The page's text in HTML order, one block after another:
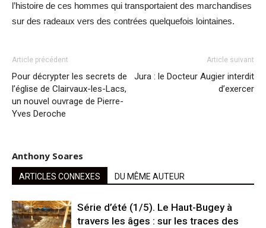
l’histoire de ces hommes qui transportaient des marchandises
sur des radeaux vers des contrées quelquefois lointaines.
Article précédent
Pour décrypter les secrets de
l’église de Clairvaux-les-Lacs,
un nouvel ouvrage de Pierre-
Yves Deroche
Article suivant
Jura : le Docteur Augier interdit
d’exercer
Anthony Soares
ARTICLES CONNEXES DU MÊME AUTEUR
Série d’été (1/5). Le Haut-Bugey à
travers les âges : sur les traces des